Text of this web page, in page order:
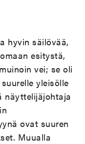
hyvin säilövää,
esitystä,
vei; se oli
yleisölle
näyttelijäjohtaja
ovat suuren
Muualla